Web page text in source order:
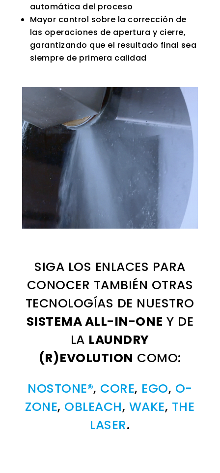
automática del proceso
Mayor control sobre la corrección de
las operaciones de apertura y cierre,
garantizando que el resultado final sea
siempre de primera calidad
SIGA LOS ENLACES PARA
CONOCER TAMBIÉN OTRAS
TECNOLOGÍAS DE NUESTRO
SISTEMA ALL-IN-ONE Y DE
LA LAUNDRY
(R)EVOLUTION COMO:
NOSTONE®, CORE, EGO, O-
ZONE, OBLEACH, WAKE, THE
LASER.